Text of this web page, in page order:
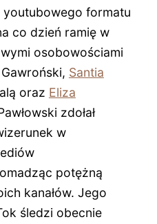
formatu
co dzień ramię w
osobowościami
Santia
oraz Eliza
zdołał
w
potężną
kanałów. Jego
śledzi obecnie